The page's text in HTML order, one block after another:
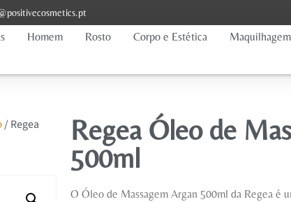
Homem Rosto Corpo e Estética Maquilhagem
/ Regea
Regea Óleo de
500ml
O Óleo de Massagem Argan 500ml da Regea é